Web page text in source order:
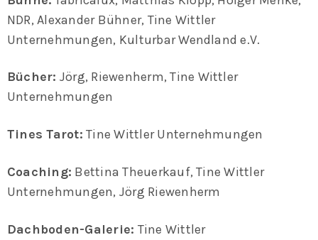
NDR, Alexander Bühner, Tine Wittler
Unternehmungen, Kulturbar Wendland e.V.
Bücher: Jörg, Riewenherm, Tine Wittler
Unternehmungen
Tines Tarot: Tine Wittler Unternehmungen
Coaching: Bettina Theuerkauf, Tine Wittler
Unternehmungen, Jörg Riewenherm
Dachboden-Galerie: Tine Wittler